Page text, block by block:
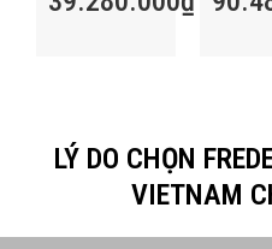
LÝ DO CHỌN
VIETNAM